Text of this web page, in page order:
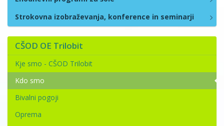
Strokovna izobraževanja, konference in seminarji
CŠOD OE Trilobit
Kje smo - CŠOD Trilobit
Kdo smo
Bivalni pogoji
Oprema